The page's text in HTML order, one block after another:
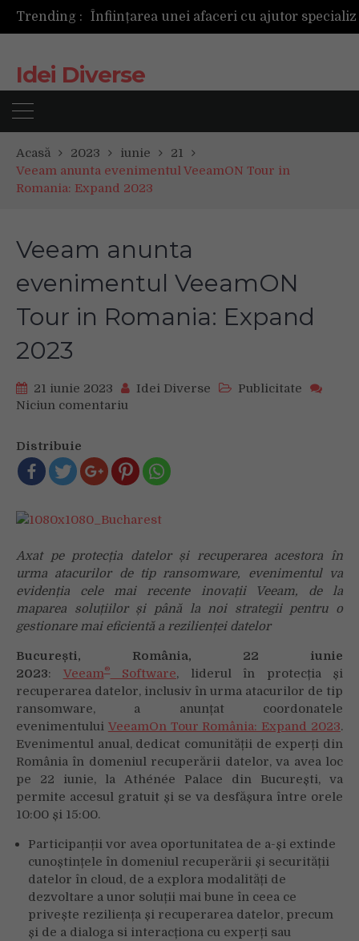
Trending :
Idei Diverse
Acasă 2023 iunie
21
Veeam anunta evenimentul VeeamON Tour in
Romania: Expand 2023
Veeam anunta
evenimentul VeeamON
Tour in Romania: Expand
2023
21 iunie 2023 Idei Diverse
Publicitate
Niciun comentariu
evenimentul
VeeamON
Tour
Romania:
2023
Distribuie
Axat pe protecția datelor și recuperarea acestora în
urma atacurilor de tip ransomware, evenimentul va
evidenția cele mai recente inovații Veeam, de la
maparea soluțiilor și până la noi strategii pentru o
gestionare mai eficientă a rezilienței datelor
București, România, 22 iunie
2023: Veeam®Software, liderul în protecția și
recuperarea datelor, inclusiv în urma atacurilor de tip
ransomware, a anunțat coordonatele
evenimentului VeeamOn Tour România: Expand 2023.
Evenimentul anual, dedicat comunității de experți din
România în domeniul recuperării datelor, va avea loc
pe 22 iunie, la Athénée Palace din București, va
permite accesul gratuit și se va desfășura între orele
10:00 și 15:00.
Participanții vor avea oportunitatea de a-și extinde
cunoștințele în domeniul recuperării și securității
datelor în cloud, de a explora modalități de
dezvoltare a unor soluții mai bune în ceea ce
privește reziliența și recuperarea datelor, precum
și de a dialoga si interacționa cu experți sau